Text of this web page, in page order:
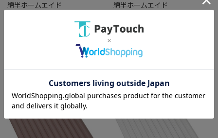
綿半ホームエイド
NO-JISポリカ波板 ブロンズ 7尺
在庫：○
綿半ホームエイド
BND60 7尺 クリア
￥1,628
バリエーション：なし
在庫：○